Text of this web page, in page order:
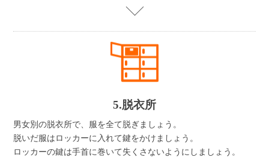
5.脱衣所
男女別の脱衣所で、服を全て脱ぎましょう。
脱いだ服はロッカーに入れて鍵をかけましょう。
ロッカーの鍵は手首に巻いて失くさないようにしましょう。